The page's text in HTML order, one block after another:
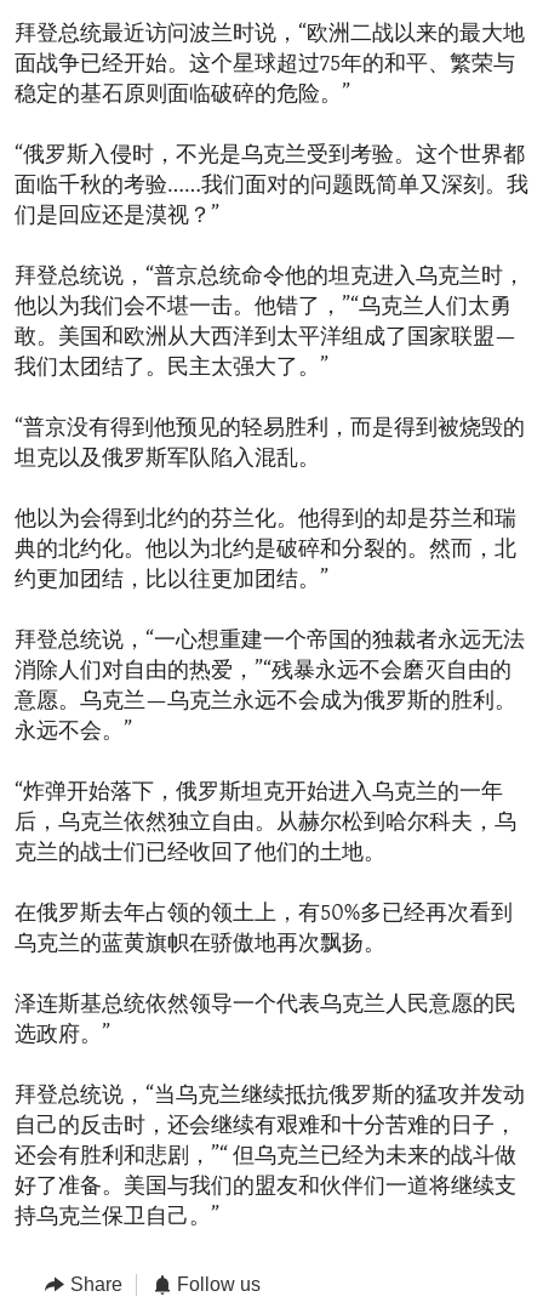
拜登总统最近访问波兰时说，“欧洲二战以来的最大地
面战争已经开始。这个星球超过75年的和平、繁荣与
稳定的基石原则面临破碎的危险。”
“俄罗斯入侵时，不光是乌克兰受到考验。这个世界都
面临千秋的考验……我们面对的问题既简单又深刻。我
们是回应还是漠视？”
拜登总统说，“普京总统命令他的坦克进入乌克兰时，
他以为我们会不堪一击。他错了，”“乌克兰人们太勇
敢。美国和欧洲从大西洋到太平洋组成了国家联盟—
我们太团结了。民主太强大了。”
“普京没有得到他预见的轻易胜利，而是得到被烧毁的
坦克以及俄罗斯军队陷入混乱。
他以为会得到北约的芬兰化。他得到的却是芬兰和瑞
典的北约化。他以为北约是破碎和分裂的。然而，北
约更加团结，比以往更加团结。”
拜登总统说，“一心想重建一个帝国的独裁者永远无法
消除人们对自由的热爱，”“残暴永远不会磨灭自由的
意愿。乌克兰—乌克兰永远不会成为俄罗斯的胜利。
永远不会。”
“炸弹开始落下，俄罗斯坦克开始进入乌克兰的一年
后，乌克兰依然独立自由。从赫尔松到哈尔科夫，乌
克兰的战士们已经收回了他们的土地。
在俄罗斯去年占领的领土上，有50%多已经再次看到
乌克兰的蓝黄旗帜在骄傲地再次飘扬。
泽连斯基总统依然领导一个代表乌克兰人民意愿的民
选政府。”
拜登总统说，“当乌克兰继续抵抗俄罗斯的猛攻并发动
自己的反击时，还会继续有艰难和十分苦难的日子，
还会有胜利和悲剧，”“ 但乌克兰已经为未来的战斗做
好了准备。美国与我们的盟友和伙伴们一道将继续支
持乌克兰保卫自己。”
Share Follow us